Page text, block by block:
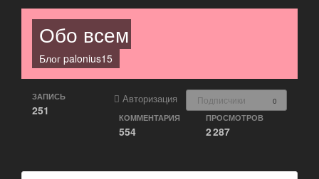
Обо всем
Блог palonius15
Авторизация Подписчики 0
ЗАПИСЬ
251
КОММЕНТАРИЯ
554
ПРОСМОТРОВ
2 287